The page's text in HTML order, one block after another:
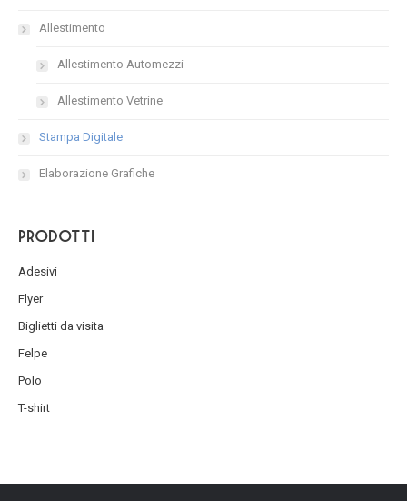
Allestimento
Allestimento Automezzi
Allestimento Vetrine
Stampa Digitale
Elaborazione Grafiche
Prodotti
Adesivi
Flyer
Biglietti da visita
Felpe
Polo
T-shirt